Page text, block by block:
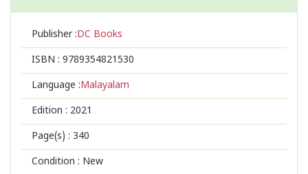
Publisher :DC Books
ISBN : 9789354821530
Language :Malayalam
Edition : 2021
Page(s) : 340
Condition : New